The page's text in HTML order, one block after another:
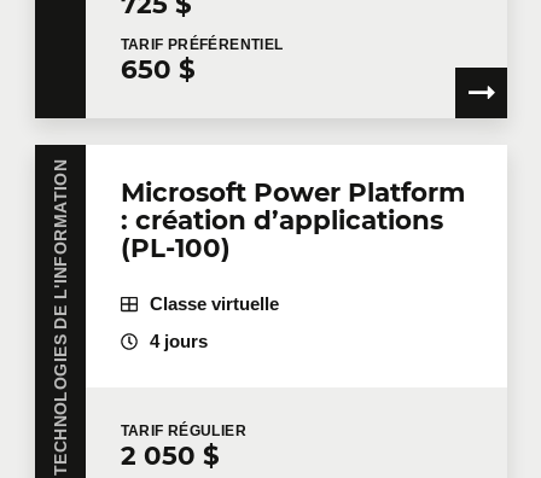
TARIF PRÉFÉRENTIEL
650 $
TECHNOLOGIES DE L'INFORMATION
Microsoft Power Platform
: création d’applications
(PL-100)
Classe virtuelle
4 jours
TARIF RÉGULIER
2 050 $